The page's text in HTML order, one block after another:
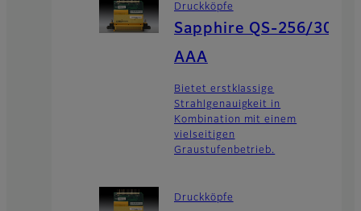
Druckköpfe
Sapphire QS-256/30
AAA
Bietet erstklassige
Strahlgenauigkeit in
Kombination mit einem
vielseitigen
Graustufenbetrieb.
Druckköpfe